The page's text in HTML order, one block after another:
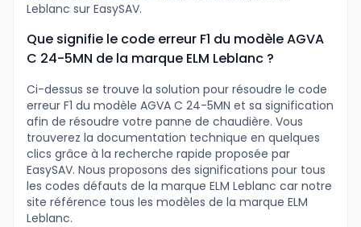
Leblanc sur EasySAV.
Que signifie le code erreur F1 du modèle AGVA
C 24-5MN de la marque ELM Leblanc ?
Ci-dessus se trouve la solution pour résoudre le code
erreur F1 du modèle AGVA C 24-5MN et sa signification
afin de résoudre votre panne de chaudière. Vous
trouverez la documentation technique en quelques
clics grâce à la recherche rapide proposée par
EasySAV. Nous proposons des significations pour tous
les codes défauts de la marque ELM Leblanc car notre
site référence tous les modèles de la marque ELM
Leblanc.